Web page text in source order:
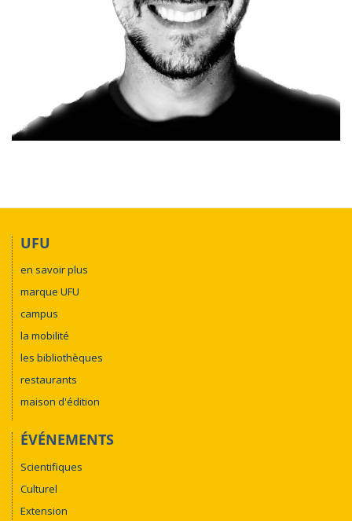
UFU
en savoir plus
marque UFU
campus
la mobilité
les bibliothèques
restaurants
maison d'édition
ÉVÉNEMENTS
Scientifiques
Culturel
Extension